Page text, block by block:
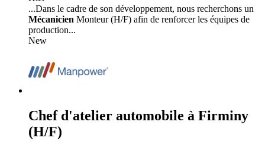
...Dans le cadre de son développement, nous recherchons un
Mécanicien Monteur (H/F) afin de renforcer les équipes de
production...
New
Chef d'atelier automobile à Firminy
(H/F)